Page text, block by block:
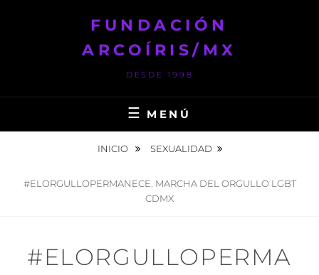
FUNDACIÓN
ARCOÍRIS/MX
DESDE 1998
MENÚ
INICIO SEXUALIDAD
#ELORGULLOPERMANECE. MARCHA DEL ORGULLO LGBT
CDMX
#ELORGULLOPERMA